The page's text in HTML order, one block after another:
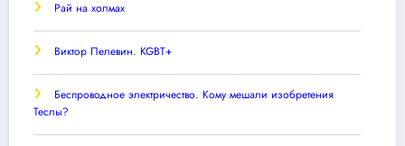
Рай на холмах
Виктор Пелевин. KGBT+
Беспроводное электричество. Кому мешали изобретения
Теслы?